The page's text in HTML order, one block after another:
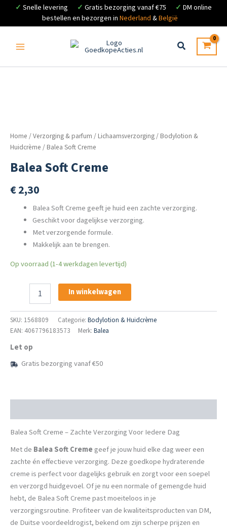
✓ Snelle levering ✓ Gratis bezorging vanaf €75 ✓ DM online
bestellen en bezorgen in Nederland &België
inhoud
Home /Verzorging & parfum / Lichaamsverzorging/ Bodylotion &
Huidcrème / Balea Soft Creme
Balea Soft Creme
€2,30
Balea Soft Creme geeft je huid een zachte verzorging.
Geschikt voor dagelijkse verzorging.
Met verzorgende formule.
Makkelijk aan te brengen.
Op voorraad (1-4 werkdagen levertijd)
aantal
In winkelwagen
SKU: 1568809 Categorie: Bodylotion & Huidcrème
EAN: 4067796183573
Merk: Balea
Let op
Gratis bezorging vanaf €50
Balea Soft Creme – Zachte Verzorging Voor Iedere Dag
Met de Balea Soft Creme geef je jouw huid elke dag weer een
zachte én effectieve verzorging. Deze goedkope hydraterende
creme is perfect voor dagelijks gebruik en zorgt voor een soepel
en verzorgd huidgevoel. Of je nu een normale of gemengde huid
hebt, de Balea Soft Creme past moeiteloos in je
verzorgingsroutine. Profiteer van de kwaliteitsproducten van DM,
de Duitse voordeeldrogist, bekend om zijn scherpe prijzen en